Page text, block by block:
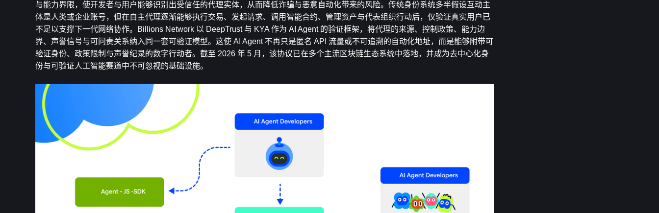
与能力界限，使开发者与用户能够识别出受信任的代理实体，从而降低诈骗与恶意自动化带来的风险。传统身份系统多半假设互动主
体是人类或企业账号，但在自主代理逐渐能够执行交易、发起请求、调用智能合约、管理资产与代表组织行动后，仅验证真实用户已
不足以支撑下一代网络协作。Billions Network 以 DeepTrust 与 KYA 作为 AI Agent 的验证框架，将代理的来源、控制政策、能力边
界、声誉信号与可问责关系纳入同一套可验证模型。这使 AI Agent 不再只是匿名 API 流量或不可追溯的自动化地址，而是能够附带可
验证身份、政策限制与声誉纪录的数字行动者。截至 2026 年 5 月，该协议已在多个主流区块链生态系统中落地，并成为去中心化身
份与可验证人工智能赛道中不可忽视的基础设施。